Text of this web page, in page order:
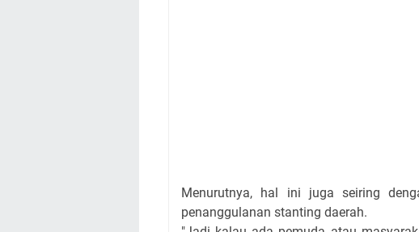
Menurutnya, hal ini juga seiring
penanggulanan stanting daerah.